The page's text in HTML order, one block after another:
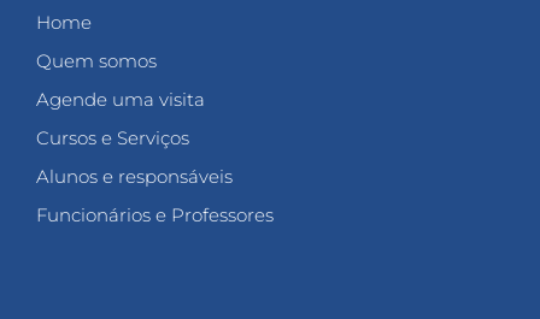
Home
Quem somos
Agende uma visita
Cursos e Serviços
Alunos e responsáveis
Funcionários e Professores